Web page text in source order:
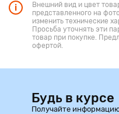
Внешний вид и цвет
представленного на
изменить технические
Просьба уточнять эти
товар при покупке.
офертой.
Будь в курсе
Получайте